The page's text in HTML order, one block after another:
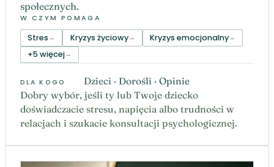
społecznych.
W CZYM POMAGA
Stres Kryzys życiowy
Kryzys emocjonalny
+5 więcej
DLA KOGO
Dzieci · Dorośli · Opinie
Dobry wybór, jeśli ty lub Twoje dziecko
doświadczacie stresu, napięcia albo trudności w
relacjach i szukacie konsultacji psychologicznej.